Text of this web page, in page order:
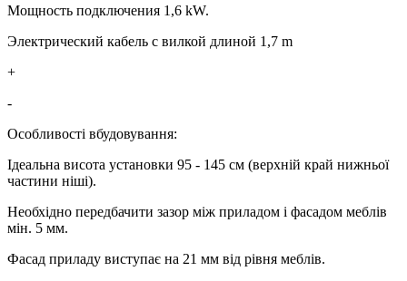
Мощность подключения 1,6 kW.
Электрический кабель с вилкой длиной 1,7 m
+
-
Особливості вбудовування:
Ідеальна висота установки 95 - 145 см (верхній край нижньої
частини ніші).
Необхідно передбачити зазор між приладом і фасадом меблів
мін. 5 мм.
Фасад приладу виступає на 21 мм від рівня меблів.